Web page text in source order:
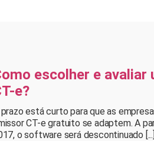
escolher e avaliar
e?
está curto para que as
CT-e gratuito se adaptem. A
o software será descontinuado [...]